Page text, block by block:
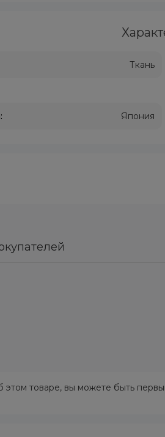
Ткань
Япония
этом товаре, вы можете быть